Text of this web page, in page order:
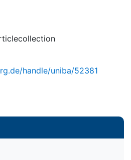
handle/uniba/52381